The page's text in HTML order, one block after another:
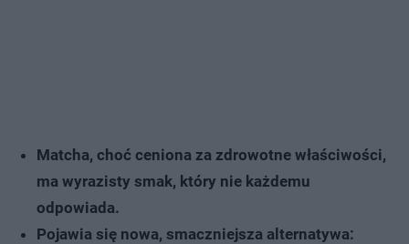
Matcha, choć ceniona za zdrowotne właściwości,
ma wyrazisty smak, który nie każdemu
odpowiada.
Pojawia się nowa, smaczniejsza alternatywa: